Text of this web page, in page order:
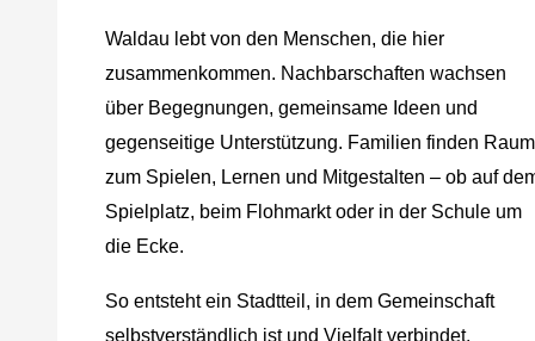
Waldau lebt von den Menschen, die hier
zusammenkommen. Nachbarschaften wachsen
über Begegnungen, gemeinsame Ideen und
gegenseitige Unterstützung. Familien finden Raum
zum Spielen, Lernen und Mitgestalten – ob auf
Spielplatz, beim Flohmarkt oder in der Schule um
die Ecke.
So entsteht ein Stadtteil, in dem Gemeinschaft
selbstverständlich ist und Vielfalt verbindet.